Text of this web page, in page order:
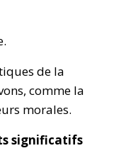
de la
comme la
morales.
significatifs